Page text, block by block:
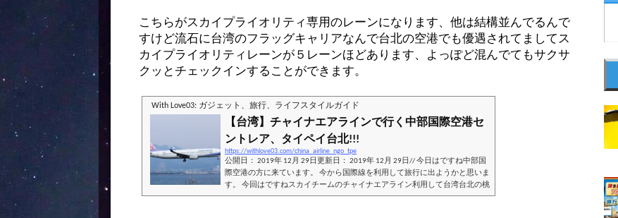
こちらがスカイプライオリティ専用のレーンになります、他は結構並んでるんで
すけど流石に台湾のフラッグキャリアなんで台北の空港でも優遇されてましてス
カイプライオリティレーンが５レーンほどあります、よっぽど混んでてもサクサ
クッとチェックインすることができます。
With Love03: ガジェット、旅行、ライフスタイルガイド
【台湾】チャイナエアラインで行く中部国際空港セ
ントレア、タイペイ台北!!!
https://withlove03.com/china_airline_ngo_tpe
公開日： 2019年 12月 29日更新日： 2019年 12月 29日// 今日はですね中部国
際空港の方に来ています。 今から国際線を利用して旅行に出ようかと思いま
す。 今回はですねスカイチームのチャイナエアライン利用して台湾台北の桃
園國際空港に向かいたいと思います。飛行時間：片道約2時間30分 フライ